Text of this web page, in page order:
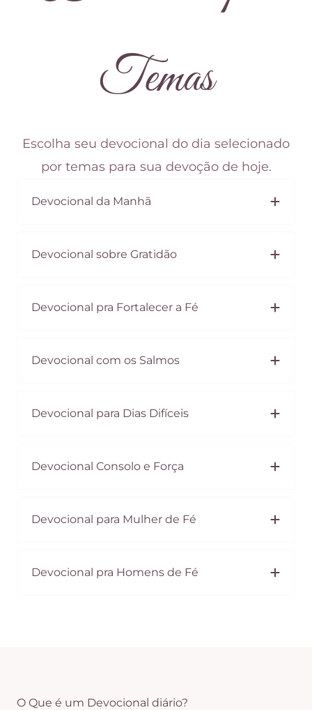
Temas
Escolha seu devocional do dia selecionado
por temas para sua devoção de hoje.
Devocional da Manhã
Devocional sobre Gratidão
Devocional pra Fortalecer a Fé
Devocional com os Salmos
Devocional para Dias Difíceis
Devocional Consolo e Força
Devocional para Mulher de Fé
Devocional pra Homens de Fé
O Que é um Devocional diário?